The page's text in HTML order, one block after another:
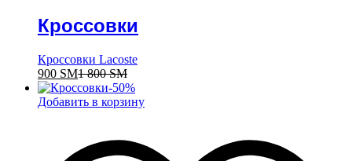
Кроссовки
Кроссовки Lacoste
900 ЅМ1 800ЅМ
-50%
Добавить в корзину